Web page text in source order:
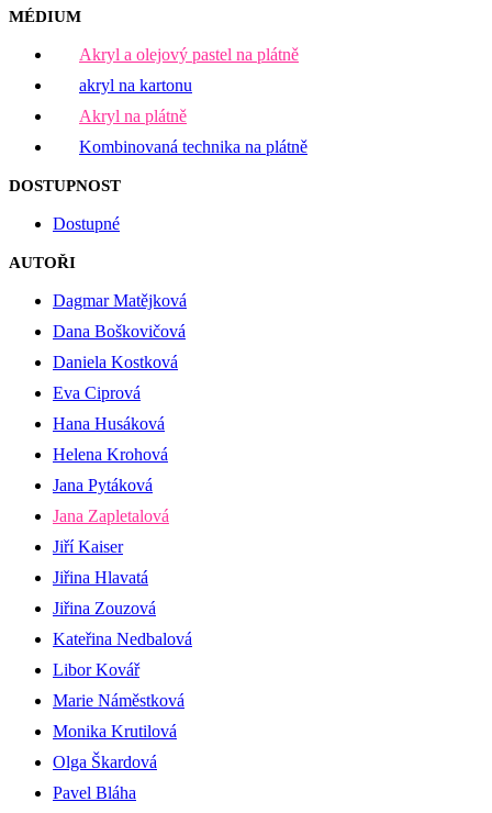
MÉDIUM
Akryl a olejový pastel na plátně
akryl na kartonu
Akryl na plátně
Kombinovaná technika na plátně
DOSTUPNOST
Dostupné
AUTOŘI
Dagmar Matějková
Dana Boškovičová
Daniela Kostková
Eva Ciprová
Hana Husáková
Helena Krohová
Jana Pytáková
Jana Zapletalová
Jiří Kaiser
Jiřina Hlavatá
Jiřina Zouzová
Kateřina Nedbalová
Libor Kovář
Marie Náměstková
Monika Krutilová
Olga Škardová
Pavel Bláha